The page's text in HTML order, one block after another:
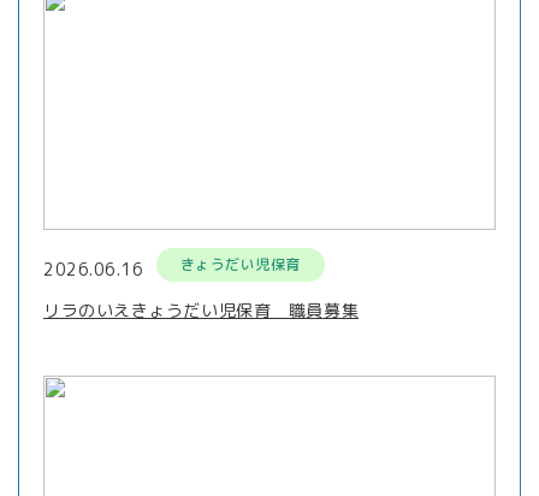
2026.06.16 きょうだい児保育
リラのいえきょうだい児保育 職員募集